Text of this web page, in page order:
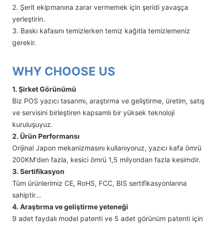
2. Şerit ekipmanına zarar vermemek için şeridi yavaşça
yerleştirin.
3. Baskı kafasını temizlerken temiz kağıtla temizlemeniz
gerekir.
WHY CHOOSE US
1. Şirket Görünümü
Biz POS yazıcı tasarımı, araştırma ve geliştirme, üretim, satış
ve servisini birleştiren kapsamlı bir yüksek teknoloji
kuruluşuyuz.
2. Ürün Performansı
Orijinal Japon mekanizmasını kullanıyoruz, yazıcı kafa ömrü
200KM'den fazla, kesici ömrü 1,5 milyondan fazla kesimdir.
3. Sertifikasyon
Tüm ürünlerimiz CE, RoHS, FCC, BIS sertifikasyonlarına
sahiptir...
4. Araştırma ve geliştirme yeteneği
9 adet faydalı model patenti ve 5 adet görünüm patenti için